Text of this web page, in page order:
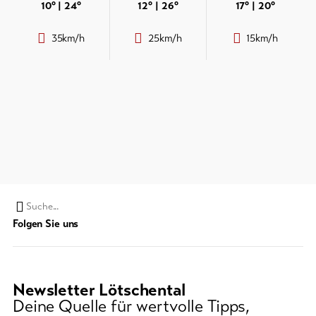
Service
DEENFR
Events
Tourist
Information
Lötschental
Gewerbe
10° 24°
35km/h
12° 26°
25km/h
17° 20°
15km/h
Suchwort
Folgen Sie uns
Newsletter Lötschental
Deine Quelle für wertvolle Tipps,